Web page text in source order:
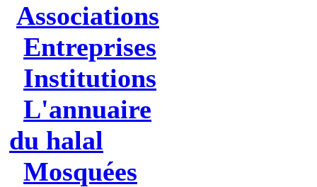
Associations
Entreprises
Institutions
L'annuaire
du halal
Mosquées